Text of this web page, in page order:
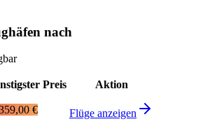
nach
Preis Aktion
€ Flüge anzeigen